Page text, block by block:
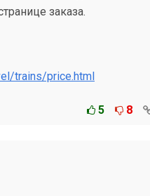
заказа.
trains/price.html
5 8